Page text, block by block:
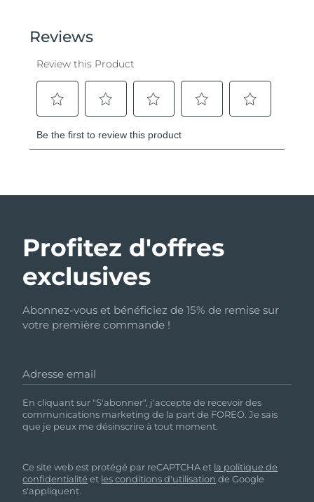
Profitez d'offres
exclusives
Abonnez-vous et bénéficiez de 15% de remise sur
votre première commande !
Adresse email
En cliquant sur "S'abonner", j'accepte de recevoir des
communications marketing de la part de FOREO. Je sais
que je peux me désinscrire à tout moment.
Ce site web est protégé par reCAPTCHA et la politique de
confidentialité et les conditions d'utilisation de Google
s'appliquent.